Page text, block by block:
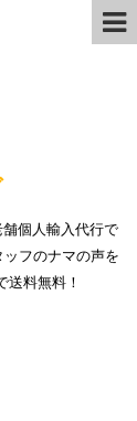
個人輸入代行で
フのナマの声を
送料無料！